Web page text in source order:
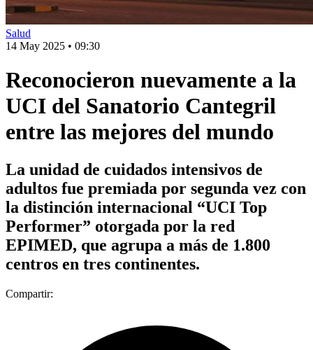
Salud
14 May 2025 • 09:30
Reconocieron nuevamente a la
UCI del Sanatorio Cantegril
entre las mejores del mundo
La unidad de cuidados intensivos de
adultos fue premiada por segunda vez con
la distinción internacional “UCI Top
Performer” otorgada por la red
EPIMED, que agrupa a más de 1.800
centros en tres continentes.
Compartir: